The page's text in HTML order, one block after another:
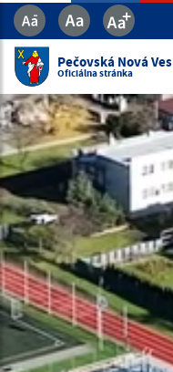
Pečovská Nová Ves
Oficiálna stránka